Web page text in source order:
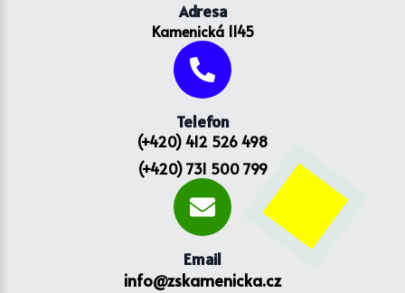
Adresa
Kamenická 1145
Telefon
(+420) 412 526 498
(+420) 731 500 799
Email
info@zskamenicka.cz